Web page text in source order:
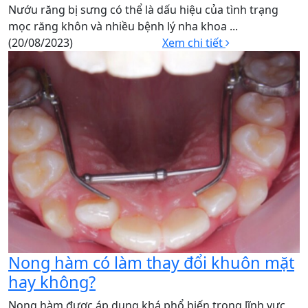
Nướu răng bị sưng có thể là dấu hiệu của tình trạng
mọc răng khôn và nhiều bệnh lý nha khoa ...
(20/08/2023)
Xem chi tiết
Nong hàm có làm thay đổi khuôn mặt
hay không?